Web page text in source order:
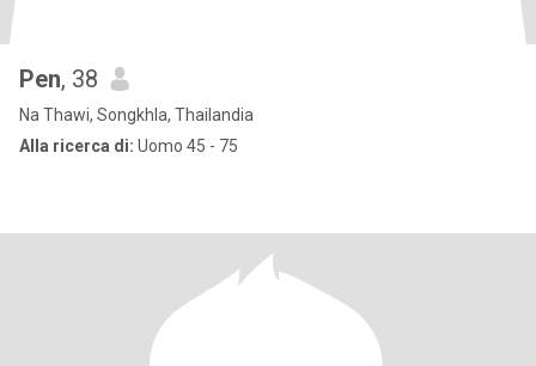
Pen, 38
Na Thawi, Songkhla, Thailandia
Alla ricerca di: Uomo 45 - 75